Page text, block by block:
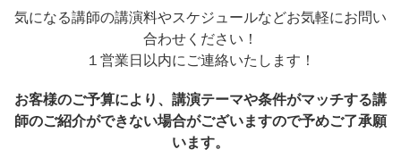
気になる講師の講演料やスケジュールなどお気軽にお問い
合わせください！
１営業日以内にご連絡いたします！
お客様のご予算により、講演テーマや条件がマッチする講
師のご紹介ができない場合がございますので予めご了承願
います。